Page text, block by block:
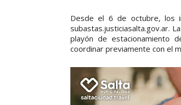
Desde el 6 de octubre, los
subastas.justiciasalta.gov.ar.
playón de estacionamiento
coordinar previamente con el